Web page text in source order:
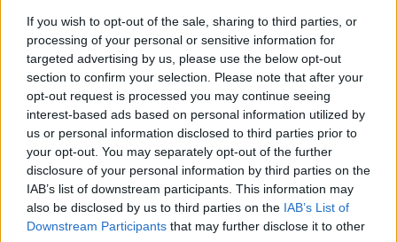
If you wish to opt-out of the sale, sharing to third parties, or
processing of your personal or sensitive information for
targeted advertising by us, please use the below opt-out
section to confirm your selection. Please note that after your
opt-out request is processed you may continue seeing
interest-based ads based on personal information utilized by
us or personal information disclosed to third parties prior to
your opt-out. You may separately opt-out of the further
disclosure of your personal information by third parties on the
IAB’s list of downstream participants. This information may
also be disclosed by us to third parties on the IAB’s List of
Downstream Participants that may further disclose it to other
ειδήσεις.
Βάλε το proson.gr στα αποτελέσματα
αναζήτησης της Google
Δημοφιλείς Ειδήσεις